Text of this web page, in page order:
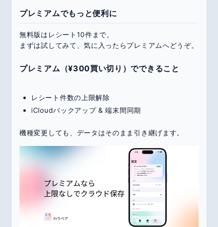
プレミアムでもっと便利に
無料版はレシート10件まで。
まずは試してみて、気に入ったらプレミアムへどうぞ。
プレミアム（¥300買い切り）でできること
レシート件数の上限解除
iCloudバックアップ & 端末間同期
機種変更しても、データはそのまま引き継げます。